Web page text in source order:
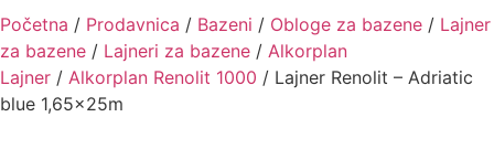
Početna / Prodavnica / Bazeni / Obloge za bazene / Lajner
za bazene / Lajneri za bazene / Alkorplan
Lajner / Alkorplan Renolit 1000 / Lajner Renolit – Adriatic
blue 1,65x25m